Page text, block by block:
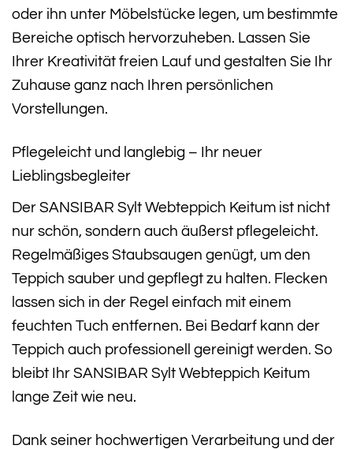
oder ihn unter Möbelstücke legen, um bestimmte
Bereiche optisch hervorzuheben. Lassen Sie
Ihrer Kreativität freien Lauf und gestalten Sie Ihr
Zuhause ganz nach Ihren persönlichen
Vorstellungen.
Pflegeleicht und langlebig – Ihr neuer
Lieblingsbegleiter
Der SANSIBAR Sylt Webteppich Keitum ist nicht
nur schön, sondern auch äußerst pflegeleicht.
Regelmäßiges Staubsaugen genügt, um den
Teppich sauber und gepflegt zu halten. Flecken
lassen sich in der Regel einfach mit einem
feuchten Tuch entfernen. Bei Bedarf kann der
Teppich auch professionell gereinigt werden. So
bleibt Ihr SANSIBAR Sylt Webteppich Keitum
lange Zeit wie neu.
Dank seiner hochwertigen Verarbeitung und der